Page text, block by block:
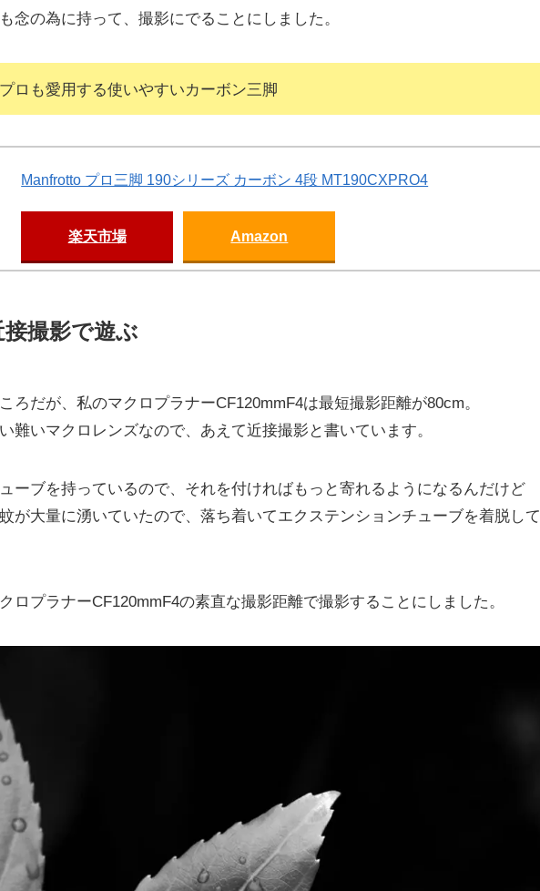
念の為に持って、撮影にでることにしました。
ロも愛用する使いやすいカーボン三脚
Manfrotto プロ三脚 190シリーズ カーボン 4段 MT190CXPRO4
楽天市場 Amazon
撮影で遊ぶ
ろだが、私のマクロプラナーCF120mmF4は最短撮影距離が80cm。
難いマクロレンズなので、あえて近接撮影と書いています。
ーブを持っているので、それを付ければもっと寄れるようになるんだけど
が大量に湧いていたので、落ち着いてエクステンションチューブを着脱して
ロプラナーCF120mmF4の素直な撮影距離で撮影することにしました。